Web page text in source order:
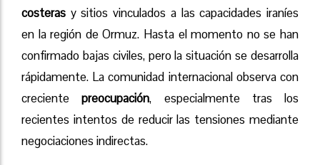
costeras y sitios vinculados a las capacidades iraníes
en la región de Ormuz. Hasta el momento no se han
confirmado bajas civiles, pero la situación se desarrolla
rápidamente. La comunidad internacional observa con
crecientepreocupación, especialmente tras los
recientes intentos de reducir las tensiones mediante
negociaciones indirectas.